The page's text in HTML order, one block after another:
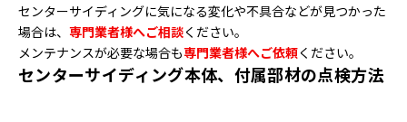
センターサイディングに気になる変化や不具合などが見つかった
場合は、 専門業者様へご相談ください。
メンテナンスが必要な場合も専門業者様へご依頼ください。
センターサイディング本体、付属部材の点検方法